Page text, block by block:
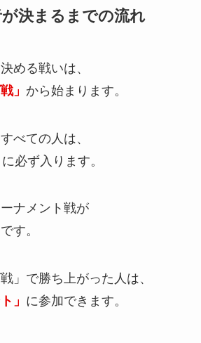
決まるまでの流れ
める戦いは、
」 から始まります。
べての人は、
必ず入ります。
ナメント戦が
す。
」で勝ち上がった人は、
」 に参加できます。